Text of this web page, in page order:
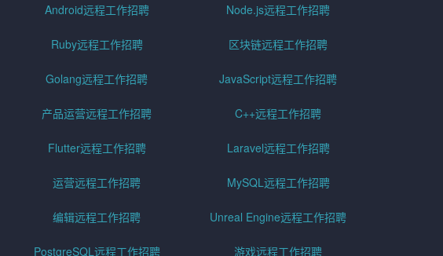
Android远程工作招聘 Node.js远程工作招聘
Ruby远程工作招聘 区块链远程工作招聘
Golang远程工作招聘 JavaScript远程工作招聘
产品运营远程工作招聘 C++远程工作招聘
Flutter远程工作招聘 Laravel远程工作招聘
运营远程工作招聘 MySQL远程工作招聘
编辑远程工作招聘 Unreal Engine远程工作招聘
PostgreSQL远程工作招聘 游戏远程工作招聘